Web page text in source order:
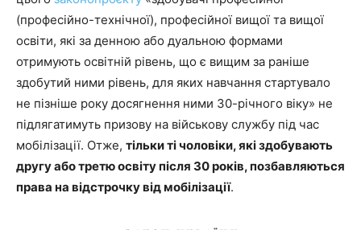
(професійно-технічної), професійної вищої та вищої
освіти, які за денною або дуальною формами
отримують освітній рівень, що є вищим за раніше
здобутий ними рівень, для яких навчання стартувало
не пізніше року досягнення ними 30-річного віку» не
підлягатимуть призову на військову службу під час
мобілізації. Отже, тільки ті чоловіки, які здобувають
другу або третю освіту після 30 років, позбавляються
права на відстрочку від мобілізації.